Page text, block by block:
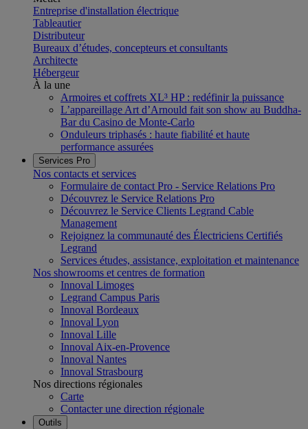
Entreprise d'installation électrique
Tableautier
Distributeur
Bureaux d’études, concepteurs et consultants
Architecte
Hébergeur
À la une
Armoires et coffrets XL³ HP : redéfinir la puissance
L’appareillage Art d’Arnould fait son show au Buddha-
Bar du Casino de Monte-Carlo
Onduleurs triphasés : haute fiabilité et haute
performance assurées
Services Pro
Nos contacts et services
Formulaire de contact Pro - Service Relations Pro
Découvrez le Service Relations Pro
Découvrez le Service Clients Legrand Cable
Management
Rejoignez la communauté des Électriciens Certifiés
Legrand
Services études, assistance, exploitation et maintenance
Nos showrooms et centres de formation
Innoval Limoges
Legrand Campus Paris
Innoval Bordeaux
Innoval Lyon
Innoval Lille
Innoval Aix-en-Provence
Innoval Nantes
Innoval Strasbourg
Nos directions régionales
Carte
Contacter une direction régionale
Outils